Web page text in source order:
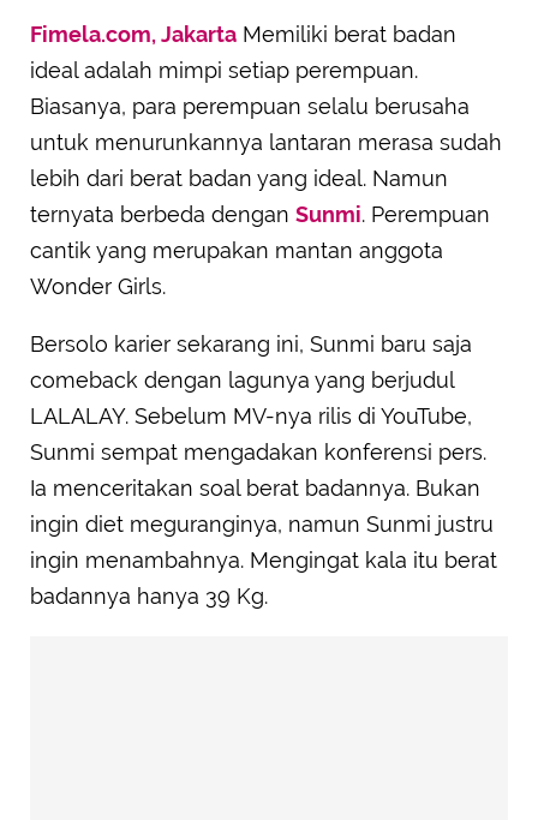
Fimela.com, Jakarta Memiliki berat badan
ideal adalah mimpi setiap perempuan.
Biasanya, para perempuan selalu berusaha
untuk menurunkannya lantaran merasa sudah
lebih dari berat badan yang ideal. Namun
ternyata berbeda dengan Sunmi. Perempuan
cantik yang merupakan mantan anggota
Wonder Girls.
Bersolo karier sekarang ini, Sunmi baru saja
comeback dengan lagunya yang berjudul
LALALAY. Sebelum MV-nya rilis di YouTube,
Sunmi sempat mengadakan konferensi pers.
Ia menceritakan soal berat badannya. Bukan
ingin diet meguranginya, namun Sunmi justru
ingin menambahnya. Mengingat kala itu berat
badannya hanya 39 Kg.